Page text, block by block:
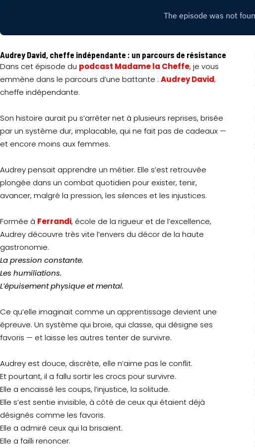
Audrey David, cheffe indépendante : un parcours de résistance
Dans cet épisode du podcast Madame la Cheffe, je vous
emmène dans le parcours d’une battante : Audrey David,
cheffe indépendante.
Son histoire aurait pu s’arrêter net à plusieurs reprises, brisée
par un système dur, implacable, qui ne fait pas de cadeaux —
et encore moins aux femmes.
Audrey pensait apprendre un métier. Elle s’est retrouvée
plongée dans un combat quotidien pour exister, tenir,
avancer, malgré la pression, les silences et les injustices.
Formée à Ferrandi, école de la rigueur et de l’excellence,
Audrey découvre très vite l’envers du décor de la haute
gastronomie.
La pression constante.
Les humiliations.
L’épuisement physique et mental.
Ce qu’elle imaginait comme un apprentissage devient une
épreuve. Un système qui broie, qui classe, qui désigne ses
favoris — et laisse les autres tenter de survivre.
Audrey est douce, discrète, elle n’aime pas le conflit.
Et pourtant, il a fallu sortir les crocs pour survivre.
Elle a encaissé les coups, l’injustice, la solitude.
Elle s’est sentie invisible, à côté de ceux qui étaient déjà
désignés comme les favoris.
Elle a admiré ceux qui la brisaient.
Elle a failli renoncer.